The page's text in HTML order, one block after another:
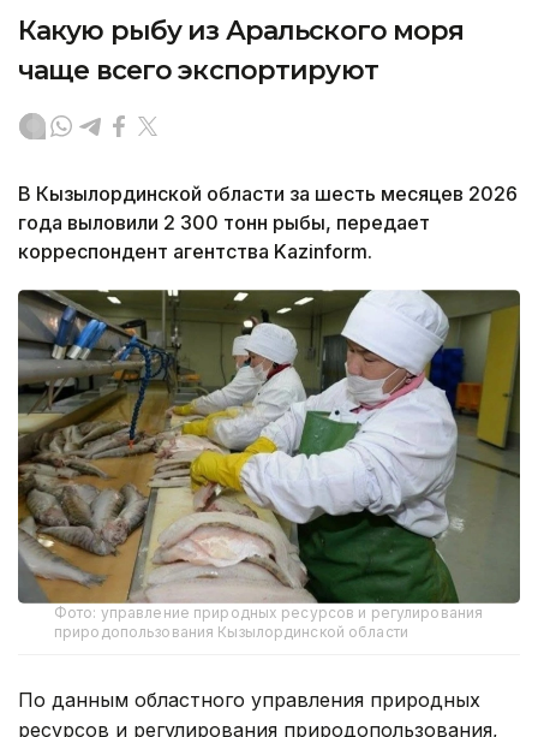
Какую рыбу из Аральского моря
чаще всего экспортируют
В Кызылординской области за шесть месяцев 2026
года выловили 2 300 тонн рыбы, передает
корреспондент агентства Kazinform.
Фото: управление природных ресурсов и регулирования
природопользования Кызылординской области
По данным областного управления природных
ресурсов и регулирования природопользования,